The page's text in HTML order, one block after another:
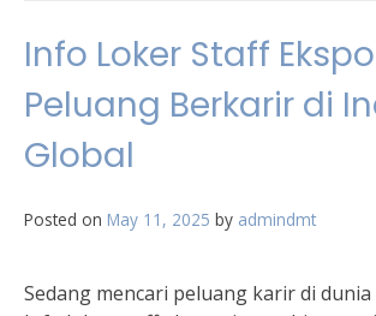
Info Loker Staff
Peluang Berkarir di
Global
Posted on May 11, 2025 by admindmt
Sedang mencari peluang karir di